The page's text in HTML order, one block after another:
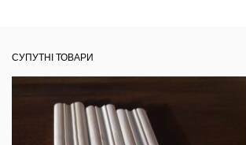
СУПУТНІ ТОВАРИ